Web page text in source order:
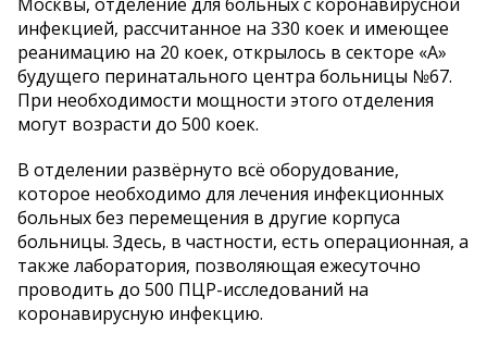
Москвы, отделение для больных с коронавирусной
инфекцией, рассчитанное на 330 коек и имеющее
реанимацию на 20 коек, открылось в секторе «А»
будущего перинатального центра больницы №67.
При необходимости мощности этого отделения
могут возрасти до 500 коек.
В отделении развёрнуто всё оборудование,
которое необходимо для лечения инфекционных
больных без перемещения в другие корпуса
больницы. Здесь, в частности, есть операционная, а
также лаборатория, позволяющая ежесуточно
проводить до 500 ПЦР-исследований на
коронавирусную инфекцию.